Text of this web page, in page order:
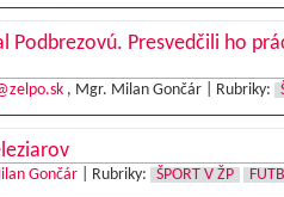
Podbrezovú. Presvedčili ho
, Mgr. Milan Gončár | Rubriky:
Gončár| Rubriky: ŠPORT V ŽP